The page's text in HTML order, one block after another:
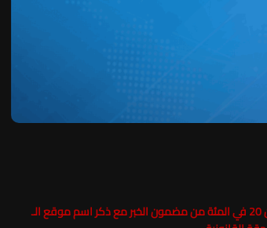
حفاظاً على حقوق الملكية الفكرية يرجى عدم نسخ ما يزيد عن 20 في المئة من مضمون الخبر مع ذكر اسم موقع الـ